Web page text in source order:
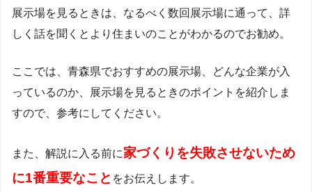
展示場を見るときは、なるべく数回展示場に通って、詳
しく話を聞くとより住まいのことがわかるのでお勧め。
ここでは、青森県でおすすめの展示場、どんな企業が入
っているのか、展示場を見るときのポイントを紹介しま
すので、参考にしてください。
また、解説に入る前に家づくりを失敗させないため
に1番重要なこと をお伝えします。